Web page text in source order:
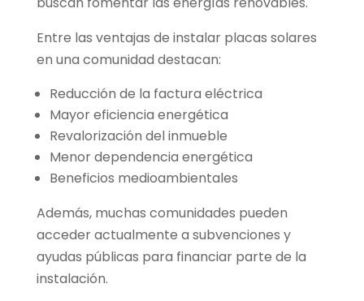
Entre las ventajas de instalar placas solares
en una comunidad destacan:
Reducción de la factura eléctrica
Mayor eficiencia energética
Revalorización del inmueble
Menor dependencia energética
Beneficios medioambientales
Además, muchas comunidades pueden
acceder actualmente a subvenciones y
ayudas públicas para financiar parte de la
instalación.